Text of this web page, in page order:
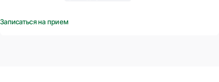
Записаться на прием